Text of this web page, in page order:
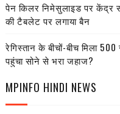
पेन किलर निमेसुलाइड पर केंद्र
की टैबलेट पर लगाया बैन
रेगिस्तान के बीचों-बीच मिला
पहुंचा सोने से भरा जहाज?
MPINFO HINDI NEWS